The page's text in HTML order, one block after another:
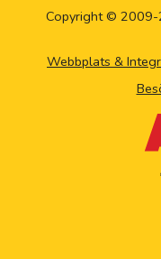
Copyright ©
Webbplats &